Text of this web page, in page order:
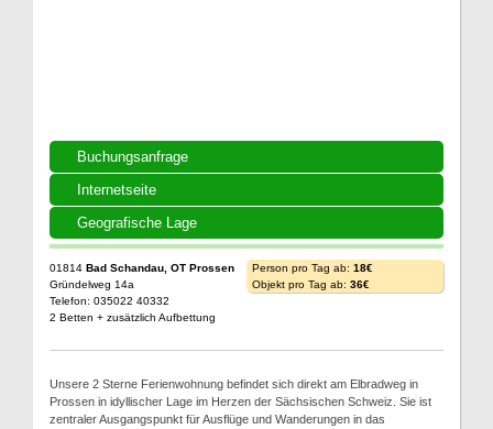
Buchungsanfrage
Internetseite
Geografische Lage
01814 Bad Schandau, OT Prossen
Gründelweg 14a
Telefon: 035022 40332
2 Betten + zusätzlich Aufbettung
Person pro Tag ab: 18€
Objekt pro Tag ab: 36€
Unsere 2 Sterne Ferienwohnung befindet sich direkt am Elbradweg in
Prossen in idyllischer Lage im Herzen der Sächsischen Schweiz. Sie ist
zentraler Ausgangspunkt für Ausflüge und Wanderungen in das